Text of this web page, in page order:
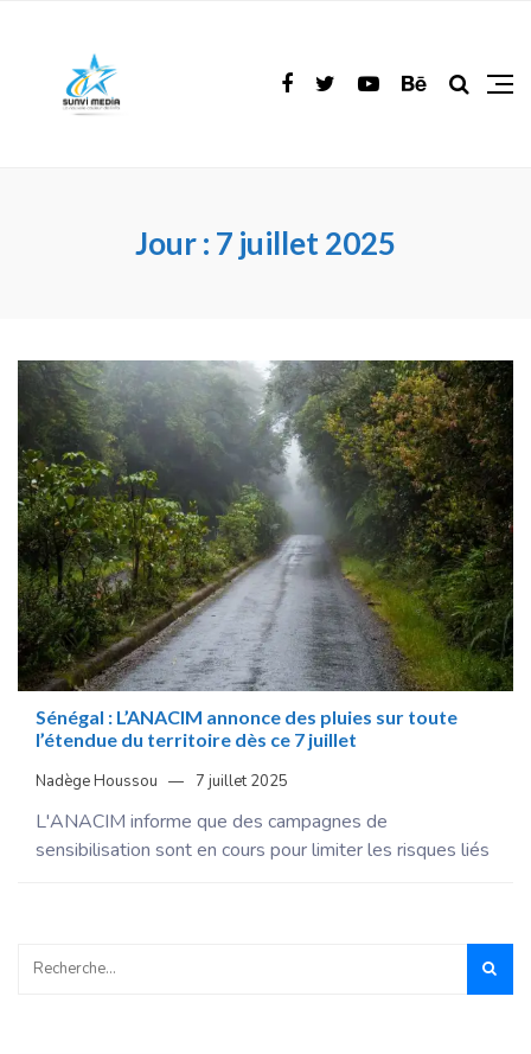
Jour : 7 juillet 2025
Sénégal : L’ANACIM annonce des pluies sur toute
l’étendue du territoire dès ce 7 juillet
Nadège Houssou 7 juillet 2025
L'ANACIM informe que des campagnes de
sensibilisation sont en cours pour limiter les risques liés